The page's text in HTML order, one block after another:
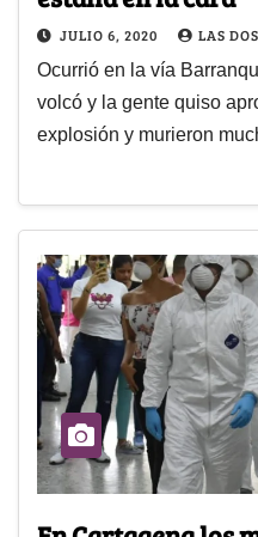
JULIO 6, 2020 LAS
Ocurrió en la vía
volcó y la gente quiso
explosión y murieron